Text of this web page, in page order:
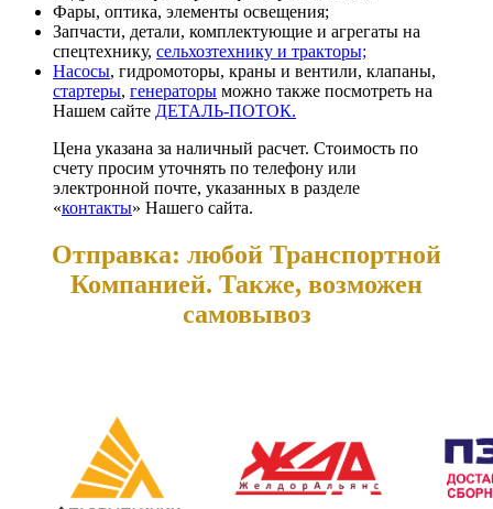
Фары, оптика, элементы освещения;
Запчасти, детали, комплектующие и агрегаты на
спецтехнику, сельхозтехнику и тракторы;
Насосы, гидромоторы, краны и вентили, клапаны,
стартеры, генераторы можно также посмотреть на
Нашем сайте ДЕТАЛЬ-ПОТОК.
Цена указана за наличный расчет. Стоимость по
счету просим уточнять по телефону или
электронной почте, указанных в разделе
«контакты» Нашего сайта.
Отправка: любой Транспортной
Компанией. Также, возможен
самовывоз